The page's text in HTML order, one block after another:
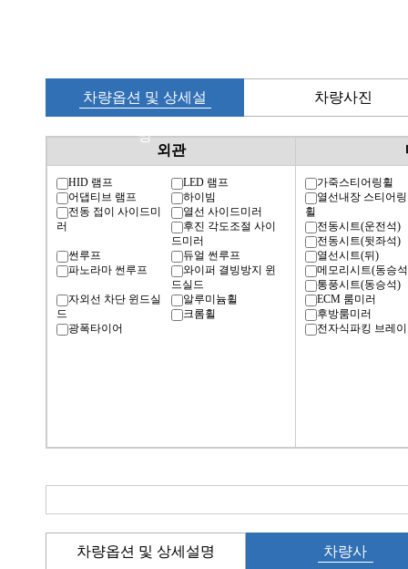
차량옵션 및 상세설
명
차량사진
외관
HID 램프
LED 램프
어댑티브 램프
하이빔
전동 접이 사이드미
러
열선 사이드미러
후진 각도조절 사이
드미러
썬루프
듀얼 썬루프
파노라마 썬루프
와이퍼 결빙방지 윈
드실드
자외선 차단 윈드실
드
알루미늄휠
크롬휠
광폭타이어
가죽스티어링휠
열선내장 스티어링
휠
전동시트(운전석)
전동시트(뒷좌석)
열선시트(뒤)
메모리시트(동승
통풍시트(동승석)
ECM 룸미러
후방룸미러
전자식파킹 브레
차량옵션 및 상세설명 차량사